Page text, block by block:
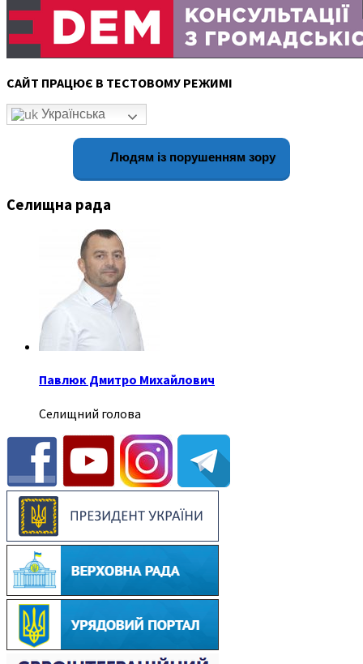
САЙТ ПРАЦЮЄ В ТЕСТОВОМУ РЕЖИМІ
Українська
Людям із порушенням зору
Селищна рада
Павлюк Дмитро Михайлович
Селищний голова